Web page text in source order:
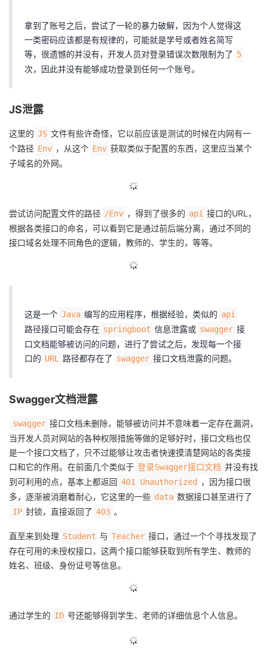
我
的
程
我
认
证
的
实
验
我
的
收
术
支
持
云
声
建
议
拿到了账号之后，尝试了一轮的暴力破解，因为个人觉得这
一类密码应该都是有规律的，可能就是学号或者姓名简写
等，很遗憾的并没有，开发人员对登录错误次数限制为了 5
次，因此并没有能够成功登录到任何一个账号。
JS泄露
这里的 JS 文件有些许奇怪，它以前应该是测试的时候在内网有一
个路径 Env ，从这个 Env 获取类似于配置的东西，这里应当某个
子域名的外网。
尝试访问配置文件的路径 /Env ，得到了很多的 api 接口的URL，
根据各类接口的命名，可以看到它是通过前后端分离，通过不同的
接口域名处理不同角色的逻辑，教师的、学生的，等等。
这是一个 Java 编写的应用程序，根据经验，类似的 api
路径接口可能会存在 springboot 信息泄露或 swagger 接
口文档能够被访问的问题，进行了尝试之后，发现每一个接
口的 URL 路径都存在了 swagger 接口文档泄露的问题。
Swagger文档泄露
swagger 接口文档未删除，能够被访问并不意味着一定存在漏洞，
当开发人员对网站的各种权限措施等做的足够好时，接口文档也仅
是一个接口文档了，只不过能够让攻击者快速摸清楚网站的各类接
口和它的作用。在前面几个类似于 登录Swagger接口文档 并没有找
到可利用的点，基本上都返回 401 Unauthorized
，因为接口很
多，逐渐被消磨着耐心，它这里的一些 data 数据接口甚至进行了
IP 封锁，直接返回了 403 。
直至来到处理 Student 与 Teacher 接口，通过一个个寻找发现了
存在可用的未授权接口，这两个接口能够获取到所有学生、教师的
姓名、班级、身份证号等信息。
通过学生的 ID 号还能够得到学生、老师的详细信息个人信息。